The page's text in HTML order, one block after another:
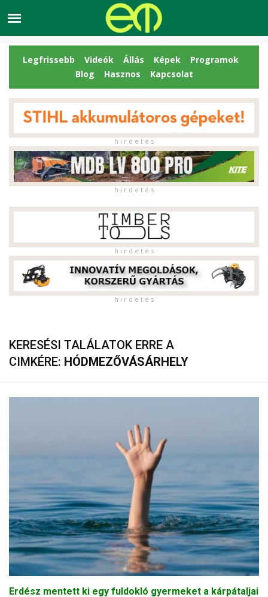
Legfrissebb Videók Állás Képek
Programok
Blog
Hasznos Kapcsolat
h i r d e t é s
h i r d e t é s
h i r d e t é s
h i r d e t é s
KERESÉSI TALÁLATOK ERRE A
CIMKÉRE: HÓDMEZŐVÁSÁRHELY
Erdész mentett ki egy fuldokló gyermeket a kárpátaljai